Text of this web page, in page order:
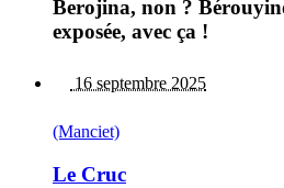
Berojina, non ?
exposée, avec ça !
16 septembre 2025
(Manciet)
Le Cruc